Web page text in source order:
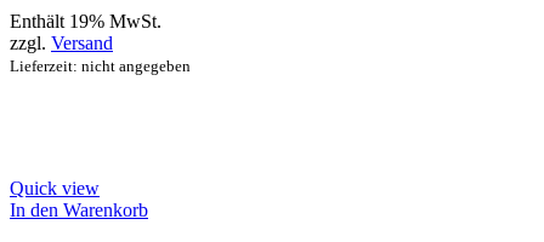
Enthält 19% MwSt.
zzgl. Versand
Lieferzeit: nicht angegeben
Quick view
In den Warenkorb